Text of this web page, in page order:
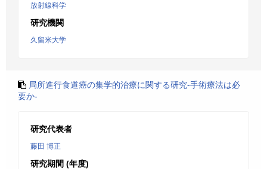
放射線科学
研究機関
久留米大学
局所進行食道癌の集学的治療に関する研究-手術療法は必
要か-
研究代表者
藤田 博正
研究期間 (年度)